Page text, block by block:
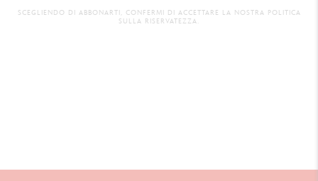
SCEGLIENDO DI ABBONARTI, CONFERMI DI ACCETTARE LA NOSTRA POLITICA
SULLA RISERVATEZZA.